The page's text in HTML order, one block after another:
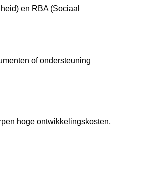
en RBA (Sociaal
of ondersteuning
hoge ontwikkelingskosten,